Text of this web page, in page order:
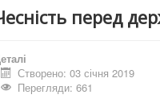
перед
Створено: 03 січня 2019
Перегляди: 661